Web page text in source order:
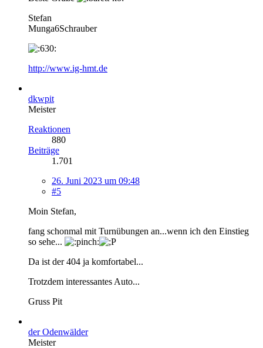
Stefan
Munga6Schrauber
http://www.ig-hmt.de
dkwpit
Meister
Reaktionen
880
Beiträge
1.701
26. Juni 2023 um 09:48
#5
Moin Stefan,
fang schonmal mit Turnübungen an...wenn ich den Einstieg
so sehe...
Da ist der 404 ja komfortabel...
Trotzdem interessantes Auto...
Gruss Pit
der Odenwälder
Meister